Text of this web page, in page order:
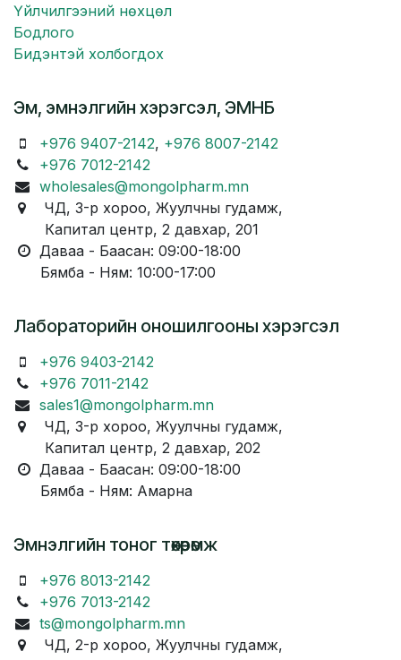
Үйлчилгээний нөхцөл
Бодлого
Бидэнтэй холбогдох
Эм, эмнэлгийн хэрэгсэл, ЭМНБ
+976 9407-2142, +976 8007-2142
+976 7012-2142
wholesales@mongolpharm.mn
ЧД, 3-р хороо, Жуулчны гудамж,
Капитал центр, 2 давхар, 201
Даваа - Баасан: 09:00-18:00
Бямба - Ням: 10:00-17:00
Лабораторийн оношилгооны хэрэгсэл
+976 9403-2142
+976 7011-2142
sales1@mongolpharm.mn
ЧД, 3-р хороо, Жуулчны гудамж,
Капитал центр, 2 давхар, 202
Даваа - Баасан: 09:00-18:00
Бямба - Ням: Амарна
Эмнэлгийн тоног төхөөрөмж
+976 8013-2142
+976 7013-2142
ts@mongolpharm.mn
ЧД, 2-р хороо, Жуулчны гудамж,